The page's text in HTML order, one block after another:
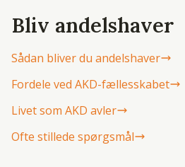
Bliv andelshaver
Sådan bliver du andelshaver
Fordele ved AKD-fællesskabet
Livet som AKD avler
Ofte stillede spørgsmål